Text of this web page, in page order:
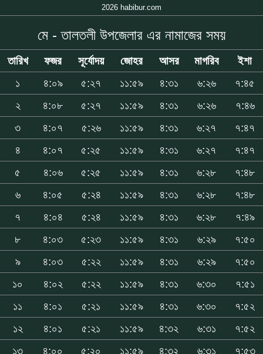
2026 habibur.com
মে - তালতলী উপজেলার এর নামাজের সময়
তারিখ ফজর সূর্যোদয় জোহর আসর মাগরিব
ইশা
১
৪:০৯ ৫:২৭ ১১:৫৯ ৪:৩১ ৬:২৬
৭:৪৫
২
৪:০৮ ৫:২৭ ১১:৫৯ ৪:৩১ ৬:২৬
৭:৪৬
৩
৪:০৭ ৫:২৬ ১১:৫৯ ৪:৩১ ৬:২৭
৭:৪৭
৪
৪:০৭ ৫:২৫ ১১:৫৯ ৪:৩১ ৬:২৭
৭:৪৭
৫
৪:০৬ ৫:২৫ ১১:৫৯ ৪:৩১ ৬:২৮
৭:৪৮
৬
৪:০৫ ৫:২৪ ১১:৫৯ ৪:৩১ ৬:২৮
৭:৪৮
৭
৪:০৪ ৫:২৪ ১১:৫৯ ৪:৩১ ৬:২৮
৭:৪৯
৮
৪:০৩ ৫:২৩ ১১:৫৯ ৪:৩১ ৬:২৯
৭:৫০
৯
৪:০৩ ৫:২২ ১১:৫৯ ৪:৩১ ৬:২৯
৭:৫০
১০
৪:০২ ৫:২২ ১১:৫৯ ৪:৩১ ৬:৩০
৭:৫১
১১
৪:০১ ৫:২১ ১১:৫৯ ৪:৩১ ৬:৩০
৭:৫২
১২
৪:০১ ৫:২১ ১১:৫৯ ৪:৩২ ৬:৩১
৭:৫২
১৩
৪:০০ ৫:২০ ১১:৫৯ ৪:৩২ ৬:৩১
৭:৫৩